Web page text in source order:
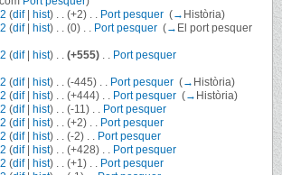
(dif| hist) (+2) Port pesquer (→ Història)
(dif| hist) (0) Port pesquer (→ El port pesquer
(dif| hist) (+555) Port pesquer
(dif| hist) (-445) Port pesquer (→ Història)
(dif| hist) (+444) Port pesquer (→ Història)
(dif| hist) (-11) Port pesquer
(dif| hist) (+2) Port pesquer
(dif| hist) (-2) Port pesquer
(dif| hist) (+428) Port pesquer
(dif| hist) (+1) Port pesquer